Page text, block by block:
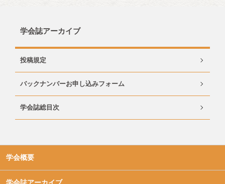
学会誌アーカイブ
投稿規定
バックナンバーお申し込みフォーム
学会誌総目次
学会概要